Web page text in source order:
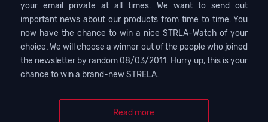
your email private at all times. We want to send out
important news about our products from time to time. You
now have the chance to win a nice STRLA-Watch of your
choice. We will choose a winner out of the people who joined
the newsletter by random 08/03/2011. Hurry up, this is your
chance to win a brand-new STRELA.
Read more